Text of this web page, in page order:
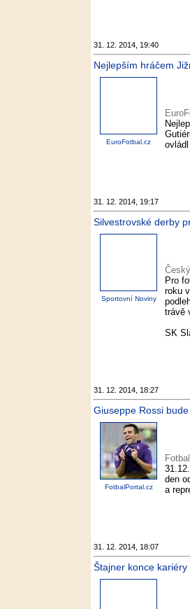
31. 12. 2014, 19:40
Nejlepším hráčem
EuroFotbal.cz
31. 12. 2014, 19:17
Silvestrovské derby
Sportovní Noviny
Pro
roku
trávě
SK
31. 12. 2014, 18:27
Giuseppe Rossi
FotbalPortal.cz
den
a
31. 12. 2014, 18:07
Štajner konce